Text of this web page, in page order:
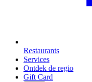
Restaurants
Services
Ontdek de regio
Gift Card